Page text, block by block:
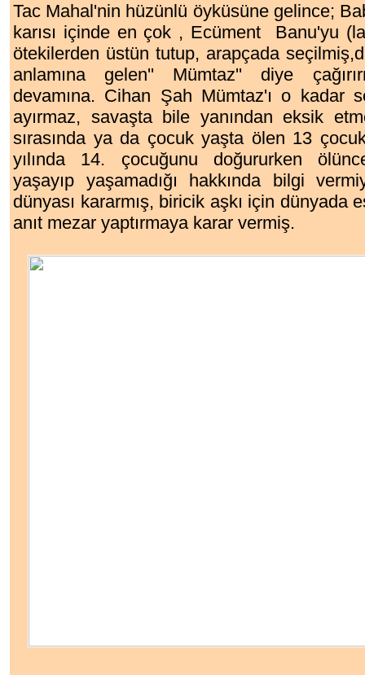
Tac Mahal'nin hüzünlü öyküsüne gelince;
karısı içinde en çok , Ecüment Banu'yu
ötekilerden üstün tutup, arapçada
anlamına gelen'' Mümtaz'' diye
devamına. Cihan Şah Mümtaz'ı o kadar
ayırmaz, savaşta bile yanından eksik
sırasında ya da çocuk yaşta ölen 13
yılında 14. çocuğunu doğururken
yaşayıp yaşamadığı hakkında bilgi
dünyası kararmış, biricik aşkı için dünyada
anıt mezar yaptırmaya karar vermiş.